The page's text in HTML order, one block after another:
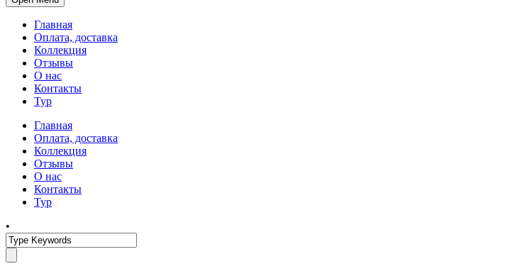
Главная
Оплата, доставка
Коллекция
Отзывы
О нас
Контакты
Тур
Главная
Оплата, доставка
Коллекция
Отзывы
О нас
Контакты
Тур
•